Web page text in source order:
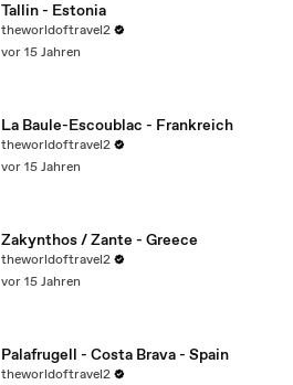
Tallin - Estonia
theworldoftravel2
vor 15 Jahren
La Baule-Escoublac - Frankreich
theworldoftravel2
vor 15 Jahren
Zakynthos / Zante - Greece
theworldoftravel2
vor 15 Jahren
Palafrugell - Costa Brava - Spain
theworldoftravel2